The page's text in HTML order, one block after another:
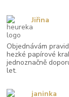
Objednávám
hezké papírové
jednoznačně
let.
Jiřina
janinka